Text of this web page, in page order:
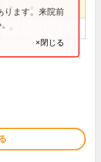
●
ります。来院前
×閉じる